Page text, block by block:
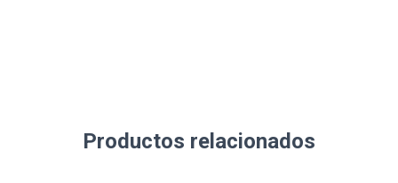
Productos relacionados